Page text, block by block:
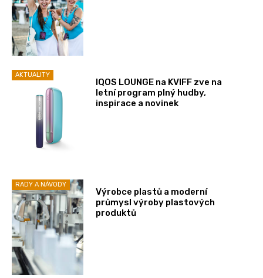
AKTUALITY
IQOS LOUNGE na KVIFF zve na
letní program plný hudby,
inspirace a novinek
RADY A NÁVODY
Výrobce plastů a moderní
průmysl výroby plastových
produktů